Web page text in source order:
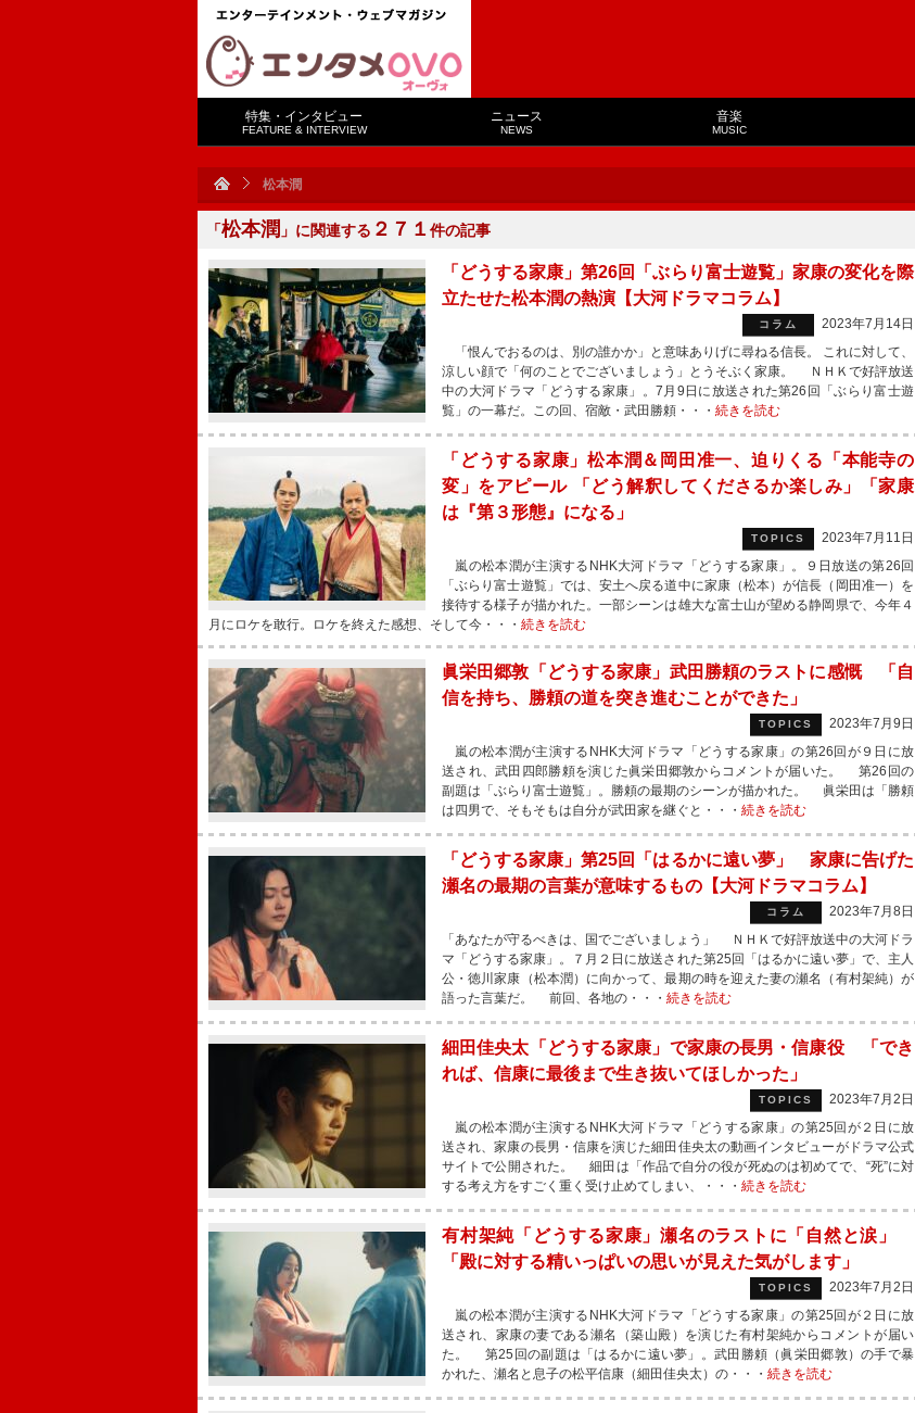
特集・インタビュー
FEATURE & INTERVIEW
ニュース
NEWS
音楽
MUSIC
松本潤
「松本潤 」に関連する ２７１ 件の記事
「どうする家康」第26回「ぶらり富士遊覧」家康の変化を際
立たせた松本潤の熱演【大河ドラマコラム】
コラム
2023年7月14日
「恨んでおるのは、別の誰かか」と意味ありげに尋ねる信長。 これに対して、
涼しい顔で「何のことでございましょう」とうそぶく家康。 ＮＨＫで好評放送
中の大河ドラマ「どうする家康」。7月9日に放送された第26回「ぶらり富士遊
覧」の一幕だ。この回、宿敵・武田勝頼・・・ 続きを読む
「どうする家康」松本潤＆岡田准一、迫りくる「本能寺の
変」をアピール 「どう解釈してくださるか楽しみ」「家康
は『第３形態』になる」
TOPICS
2023年7月11日
嵐の松本潤が主演するNHK大河ドラマ「どうする家康」。９日放送の第26回
「ぶらり富士遊覧」では、安土へ戻る道中に家康（松本）が信長（岡田准一）を
接待する様子が描かれた。一部シーンは雄大な富士山が望める静岡県で、今年４
月にロケを敢行。ロケを終えた感想、そして今・・・ 続きを読む
眞栄田郷敦「どうする家康」武田勝頼のラストに感慨 「自
信を持ち、勝頼の道を突き進むことができた」
TOPICS
2023年7月9日
嵐の松本潤が主演するNHK大河ドラマ「どうする家康」の第26回が９日に放
送され、武田四郎勝頼を演じた眞栄田郷敦からコメントが届いた。 第26回の
副題は「ぶらり富士遊覧」。勝頼の最期のシーンが描かれた。 眞栄田は「勝頼
は四男で、そもそもは自分が武田家を継ぐと・・・ 続きを読む
「どうする家康」第25回「はるかに遠い夢」 家康に告げた
瀬名の最期の言葉が意味するもの【大河ドラマコラム】
コラム
2023年7月8日
「あなたが守るべきは、国でございましょう」 ＮＨＫで好評放送中の大河ドラ
マ「どうする家康」。７月２日に放送された第25回「はるかに遠い夢」で、主人
公・徳川家康（松本潤）に向かって、最期の時を迎えた妻の瀬名（有村架純）が
語った言葉だ。 前回、各地の・・・ 続きを読む
細田佳央太「どうする家康」で家康の長男・信康役 「でき
れば、信康に最後まで生き抜いてほしかった」
TOPICS
2023年7月2日
嵐の松本潤が主演するNHK大河ドラマ「どうする家康」の第25回が２日に放
送され、家康の長男・信康を演じた細田佳央太の動画インタビューがドラマ公式
サイトで公開された。 細田は「作品で自分の役が死ぬのは初めてで、“死”に対
する考え方をすごく重く受け止めてしまい、・・・ 続きを読む
有村架純「どうする家康」瀬名のラストに「自然と涙」
「殿に対する精いっぱいの思いが見えた気がします」
TOPICS
2023年7月2日
嵐の松本潤が主演するNHK大河ドラマ「どうする家康」の第25回が２日に放
送され、家康の妻である瀬名（築山殿）を演じた有村架純からコメントが届い
た。 第25回の副題は「はるかに遠い夢」。武田勝頼（眞栄田郷敦）の手で暴
かれた、瀬名と息子の松平信康（細田佳央太）の・・・ 続きを読む